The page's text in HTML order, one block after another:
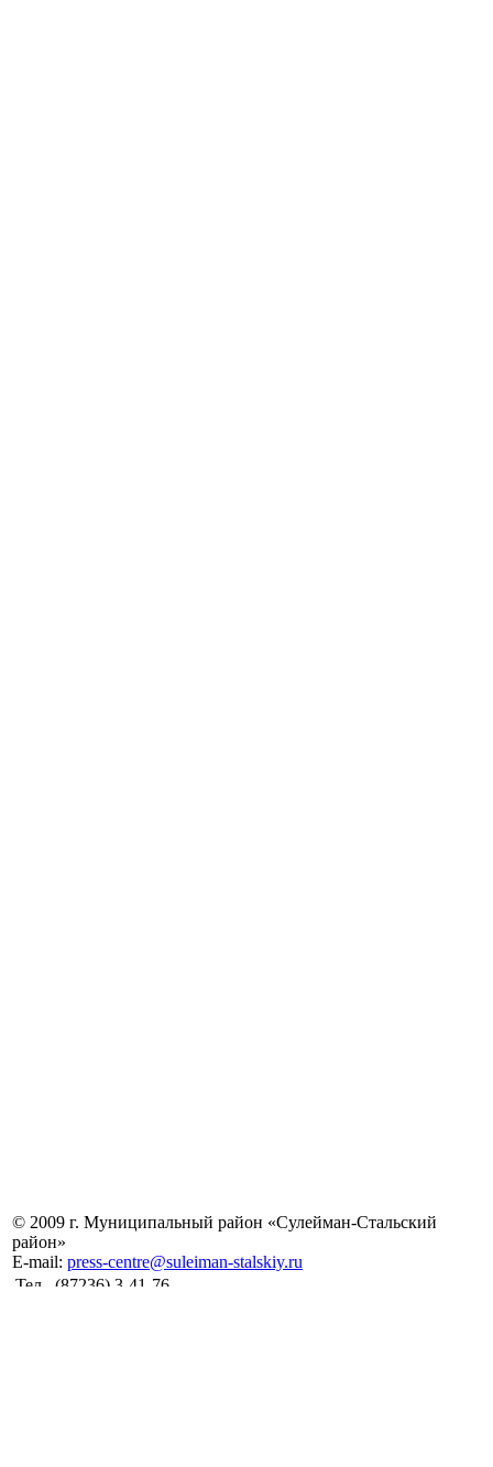
© 2009 г. Муниципальный район «Сулейман-Стальский
район»
E-mail: press-centre@suleiman-stalskiy.ru
Тел.
(87236) 3-41-76